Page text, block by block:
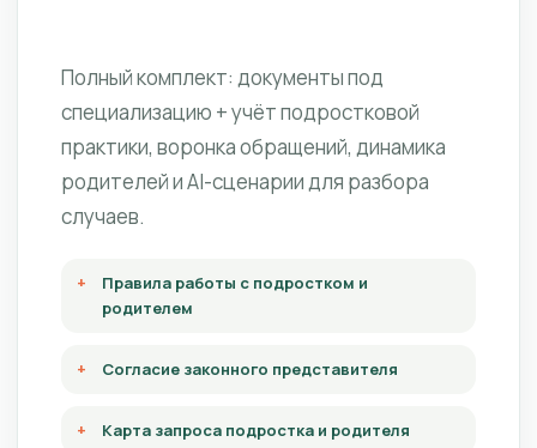
Полный комплект: документы под
специализацию + учёт подростковой
практики, воронка обращений, динамика
родителей и AI-сценарии для разбора
случаев.
Правила работы с подростком и
родителем
Согласие законного представителя
Карта запроса подростка и родителя